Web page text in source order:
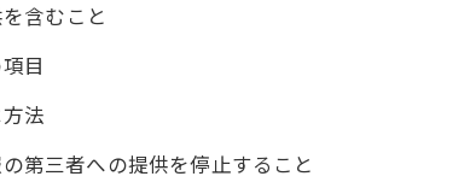
含むこと
目
法
第三者への提供を停止すること